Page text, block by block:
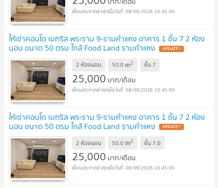
08/08/2026 10:45:00
ให้เช่าคอนโด เมทริส พระราม 9-รามคำแหง อาคาร 1 ชั้น 7 2 ห้อง
นอน ขนาด 50 ตรม ใกล้ Food Land รามคำแหง UPDATE !
2 ห้องนอน 50.0 m2 ชั้น 7
25,000 บาท/เดือน
08/08/2026 10:45:00
ให้เช่าคอนโด เมทริส พระราม 9-รามคำแหง อาคาร 1 ชั้น 7 2 ห้อง
นอน ขนาด 50 ตรม ใกล้ Food Land รามคำแหง UPDATE !
2 ห้องนอน 50.0 m2 ชั้น 7.0
25,000 บาท/เดือน
08/08/2026 10:45:00